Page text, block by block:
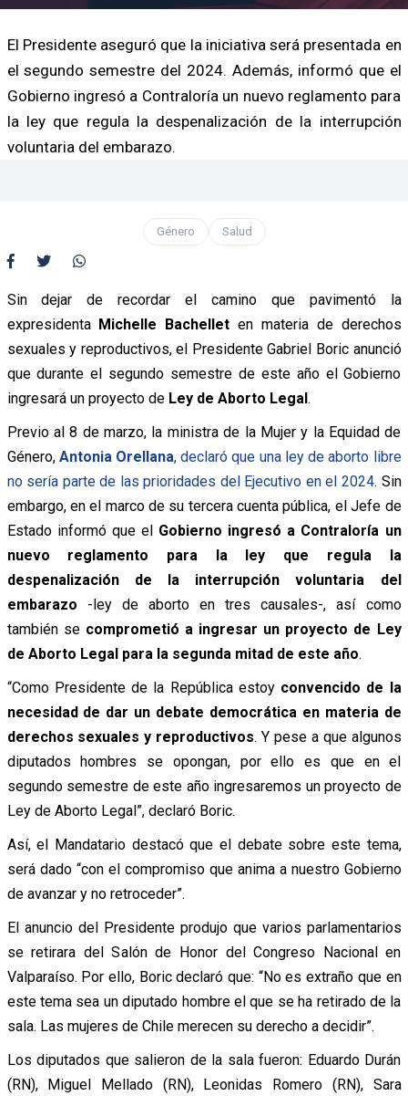
El Presidente aseguró que la iniciativa será presentada en
el segundo semestre del 2024. Además, informó que el
Gobierno ingresó a Contraloría un nuevo reglamento para
la ley que regula la despenalización de la interrupción
voluntaria del embarazo.
Género Salud
Sin dejar de recordar el camino que pavimentó la
expresidenta Michelle Bachellet en materia de derechos
sexuales y reproductivos, el Presidente Gabriel Boric anunció
que durante el segundo semestre de este año el Gobierno
ingresará un proyecto de Ley de Aborto Legal.
Previo al 8 de marzo, la ministra de la Mujer y la Equidad de
Género, Antonia Orellana, declaró que una ley de aborto libre
no sería parte de las prioridades del Ejecutivo en el 2024. Sin
embargo, en el marco de su tercera cuenta pública, el Jefe de
Estado informó que el Gobierno ingresó a Contraloría un
nuevo reglamento para la ley que regula la
despenalización de la interrupción voluntaria del
embarazo -ley de aborto en tres causales-, así como
también se comprometió a ingresar un proyecto de Ley
de Aborto Legal para la segunda mitad de este año.
“Como Presidente de la República estoy convencido de la
necesidad de dar un debate democrática en materia de
derechos sexuales y reproductivos. Y pese a que algunos
diputados hombres se opongan, por ello es que en el
segundo semestre de este año ingresaremos un proyecto de
Ley de Aborto Legal”, declaró Boric.
Así, el Mandatario destacó que el debate sobre este tema,
será dado “con el compromiso que anima a nuestro Gobierno
de avanzar y no retroceder”.
El anuncio del Presidente produjo que varios parlamentarios
se retirara del Salón de Honor del Congreso Nacional en
Valparaíso. Por ello, Boric declaró que: “No es extraño que en
este tema sea un diputado hombre el que se ha retirado de la
sala. Las mujeres de Chile merecen su derecho a decidir”.
Los diputados que salieron de la sala fueron: Eduardo Durán
(RN), Miguel Mellado (RN), Leonidas Romero (RN), Sara